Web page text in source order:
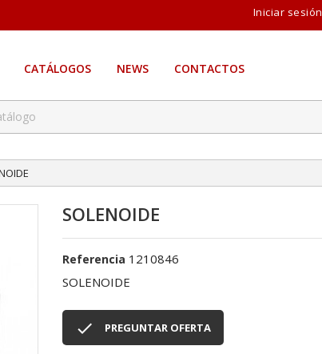
Iniciar sesión
CATÁLOGOS NEWS CONTACTOS
SOLENOIDE
Referencia 1210846
SOLENOIDE
 PREGUNTAR OFERTA